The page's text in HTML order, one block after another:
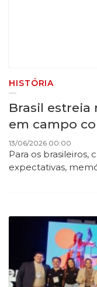
HISTÓRIA
Brasil estreia
em campo
13/06/2026 00:00
Para os brasileiros,
expectativas,